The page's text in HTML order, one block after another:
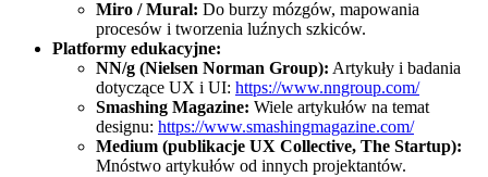
Miro / Mural: Do burzy mózgów, mapowania
procesów i tworzenia luźnych szkiców.
Platformy edukacyjne:
NN/g (Nielsen Norman Group): Artykuły i badania
dotyczące UX i UI: https://www.nngroup.com/
Smashing Magazine: Wiele artykułów na temat
designu: https://www.smashingmagazine.com/
Medium (publikacje UX Collective, The Startup):
Mnóstwo artykułów od innych projektantów.